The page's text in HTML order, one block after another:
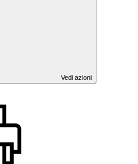
Vedi azioni